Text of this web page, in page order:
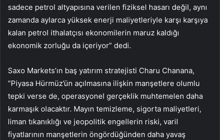
sadece petrol altyapısına verilen fiziksel hasarı değil, aynı
zamanda aylarca yüksek enerji maliyetleriyle karşı karşıya
kalan petrol ithalatçısı ekonomilerin maruz kaldığı
ekonomik zorluğu da içeriyor” dedi.
Saxo Markets’ın baş yatırım stratejisti Charu Chanana,
“Piyasa Hürmüz’ün açılmasına ilişkin manşetlere olumlu
tepki verse de, operasyonel gerçeklik muhtemelen daha
karmaşık olacaktır. Mayın temizleme, sigorta maliyetleri,
liman tıkanıklığı ve jeopolitik engellerin riski, varil
fiyatlarının manşetlerin öngördüğünden daha yavaş